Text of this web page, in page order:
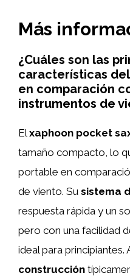
Más
¿Cuáles son las
características
en comparación
instrumentos de
Elxaphoon pocket
tamaño compacto, lo
portable en
de viento. Su sistema
respuesta rápida y un
pero con una facilidad
ideal para principiantes.
construcción